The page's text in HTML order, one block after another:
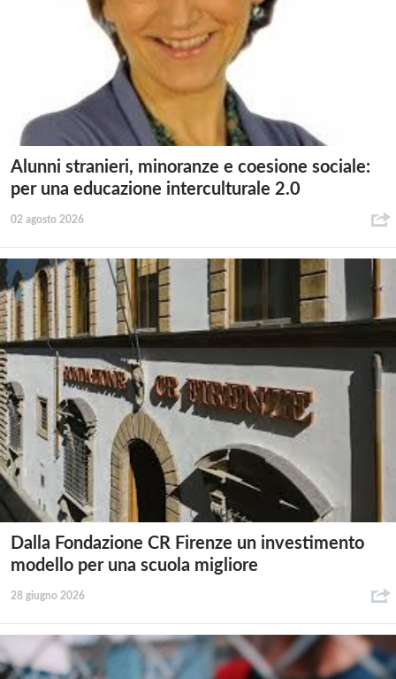
Alunni stranieri, minoranze e coesione sociale:
per una educazione interculturale 2.0
02 agosto 2026
Dalla Fondazione CR Firenze un investimento
modello per una scuola migliore
28 giugno 2026